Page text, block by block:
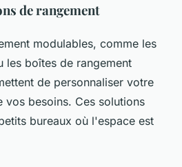
de rangement
modulables, comme les
les boîtes de rangement
de personnaliser votre
vos besoins. Ces solutions
bureaux où l'espace est